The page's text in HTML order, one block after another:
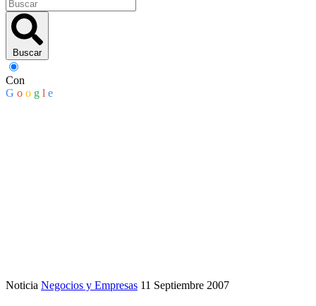
Buscar
Con
G o o g l e
Noticia Negocios y Empresas 11 Septiembre 2007